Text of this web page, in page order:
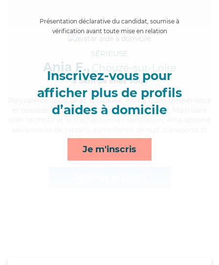
Présentation déclarative du candidat, soumise à
vérification avant toute mise en relation
Inscrivez-vous pour
afficher plus de profils
d’aides à domicile
Je m'inscris
SÉRIEUSE
Ania F., Chouzé-sur-Loire
à 5km de chez Vous
, joyeuse et appliquée, Ania a 11 ans d'expérience
et possède un diplôme d'Etat d'infirmier (DEI). Maitrisant
lessive/repassage*